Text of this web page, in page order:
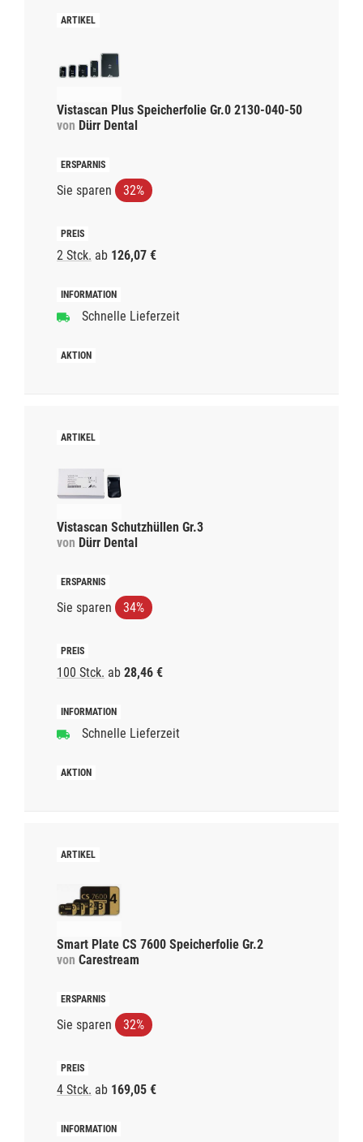
Vistascan Plus Speicherfolie Gr.0 2130-040-50
von Dürr Dental
Sie sparen 32%
2 Stck. ab 126,07 €
Schnelle Lieferzeit
Vistascan Schutzhüllen Gr.3
von Dürr Dental
Sie sparen 34%
100 Stck. ab 28,46 €
Schnelle Lieferzeit
Smart Plate CS 7600 Speicherfolie Gr.2
von Carestream
Sie sparen 32%
4 Stck. ab 169,05 €